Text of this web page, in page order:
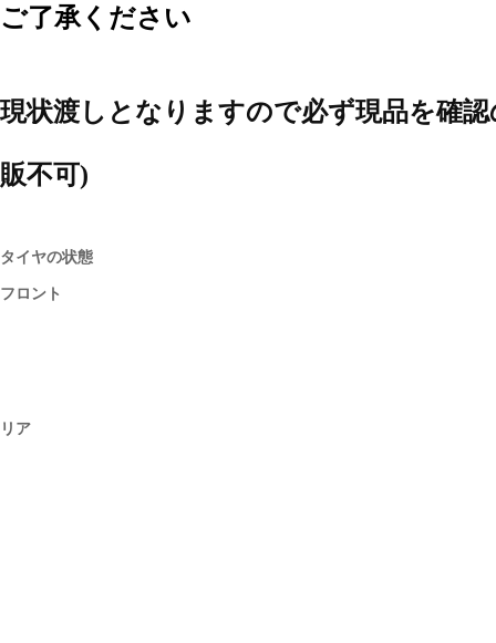
ご了承ください
現状渡しとなりますので必ず現品を確
販不可)
タイヤの状態
フロント
リア